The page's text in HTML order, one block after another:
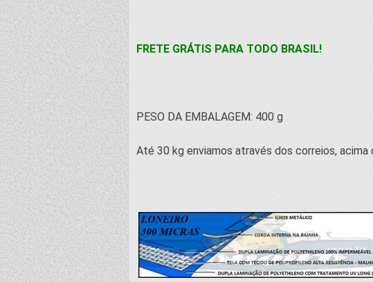
FRETE GRÁTIS PARA TODO BRASIL!
PESO DA EMBALAGEM: 400 g
Até 30 kg enviamos através dos correios,